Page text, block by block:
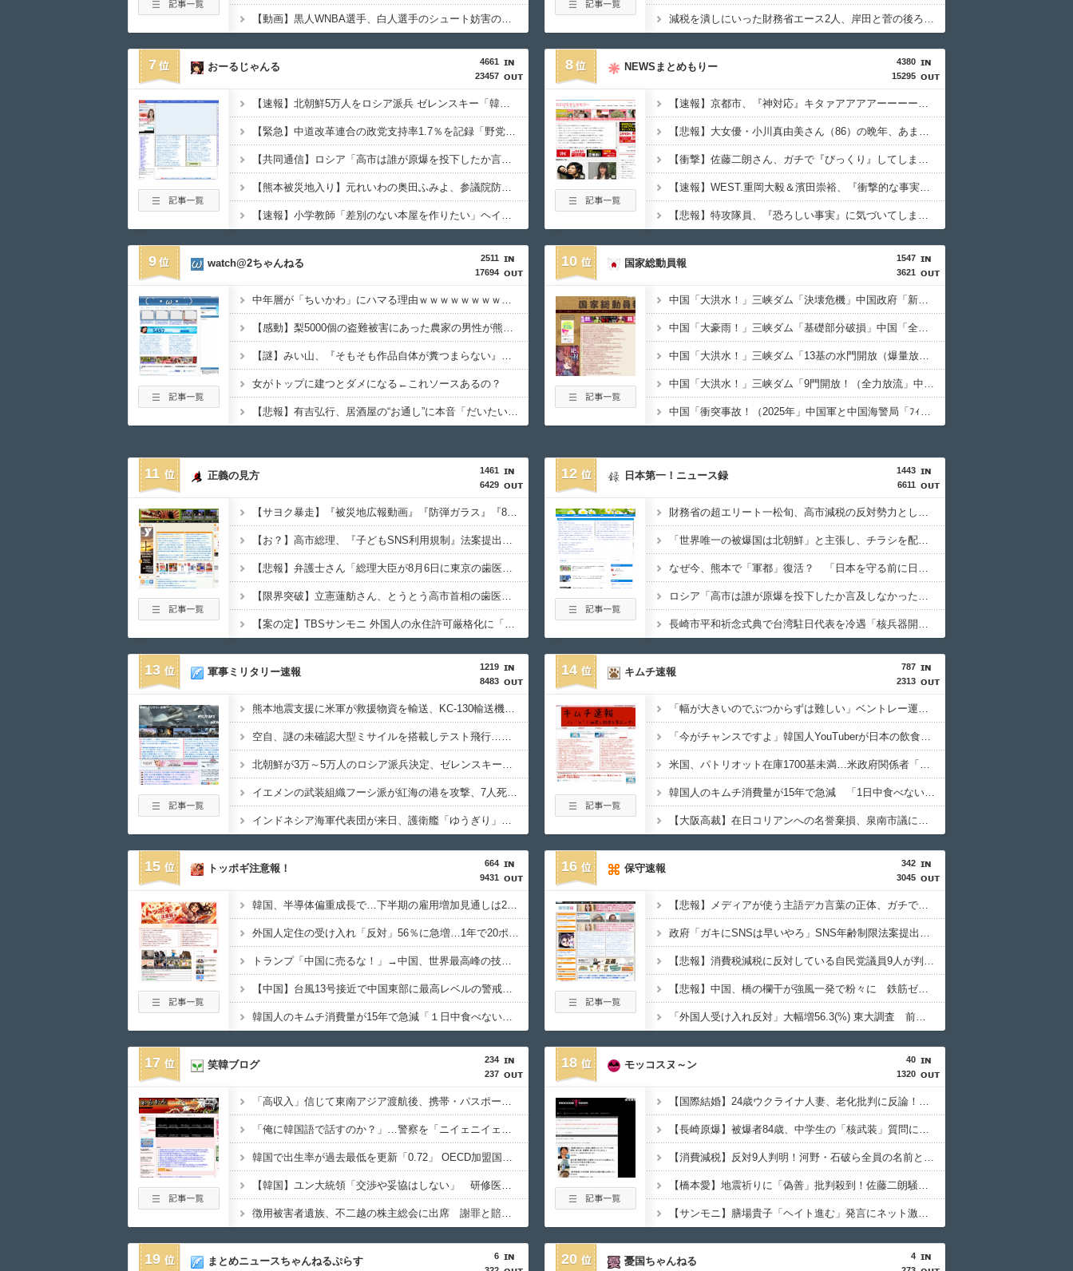
【動画】黒人WNBA選手、白人選手のシュート妨害のためジャンピング・ネックブリーカー・ドロップして退場処分→ロッカールームから「白人特権」と投稿して人種差別問題にすり替える 減税を潰しにいった財務省エース2人、岸田と菅の後ろ盾があるから地位は安泰だと信じていたら……
7
4661
23457
おーるじゃんる
【速報】北朝鮮5万人をロシア派兵 ゼレンスキー「韓国も徴兵を寄越せ、北朝鮮兵と戦え」
【緊急】中道改革連合の政党支持率1.7％を記録「野党の6番手に沈む」
【共同通信】ロシア「高市は誰が原爆を投下したか言及しなかった。広島と長崎に落ちたのはUFOだと思っているのか？」
【熊本被災地入り】元れいわの奥田ふみよ、参議院防災服でお食事楽しむ写真投稿「同席者は笑顔にサムズアップ」
【速報】小学教師「差別のない本屋を作りたい」ヘイト本と認定して排除する差別はきれいな差別ｗｗｗ
8
4380
15295
NEWSまとめもりー
【速報】京都市、『神対応』キタァアアアアーーーーーーーー！！
【悲報】大女優・小川真由美さん（86）の晩年、あまりにも闇が深すぎる・・・・
【衝撃】佐藤二朗さん、ガチで『びっくり』してしまう！！！！！！
【速報】WEST.重岡大毅＆濱田崇裕、『衝撃的な事実』が判明する！！！！！！
【悲報】特攻隊員、『恐ろしい事実』に気づいてしまった結果・・・・
9
2511
17694
watch@2ちゃんねる
中年層が「ちいかわ」にハマる理由ｗｗｗｗｗｗｗｗｗｗｗｗｗｗｗｗｗｗｗｗｗｗｗｗｗｗｗｗｗｗｗｗ
【感動】梨5000個の盗難被害にあった農家の男性が熊本で炊き出しや支援物資、現地で目にした“助け合いの輪”
【謎】みい山、『そもそも作品自体が糞つまらない』と叩かれだす
女がトップに建つとダメになる←これソースあるの？
【悲報】有吉弘行、居酒屋の“お通し”に本音「だいたい嫌いなものが出てくる」「お通しカットしてもらえますかって言ったことある」
10
1547
3621
国家総動員報
中国「大洪水！」三峡ダム「決壊危機」中国政府「新水路建設！（三峡新水路」現場職員「内部情報公開！（失踪」湖南省「三峡放流情報（画像」台風13号「三峡接近」→
中国「大豪雨！」三峡ダム「基礎部分破損」中国「全力放流！」台風13号「中国上陸予測」台風15号「中国接近（画像」中国「台風同時上陸！（穀物生産が壊滅危機」→
中国「大洪水！」三峡ダム「13基の水門開放（爆量放流」中国都市「三峡上流で豪雨！（三峡下流で水害」長江と黄河「同時氾濫危機」台風13号「中国本土上陸（画像」→
中国「大洪水！」三峡ダム「9門開放！（全力放流」中国都市「三峡沿線の道路水没」中国政府「高速道路封鎖！」中国ダム「緊急放流に合わせて開門（土砂崩れ発生」→
中国「衝突事故！（2025年」中国軍と中国海警局「ﾌｨﾘﾋﾟﾝ船の追跡中に衝突！（8/11」中国「2人死亡」中国政府「1年間隠蔽」日本「隠蔽された事実報道！（2026年」→
11
1461
6429
正義の見方
【サヨク暴走】『被災地広報動画』『防弾ガラス』『8/6に歯科予約』『SPの人数』『被災者は役者』など…反高市界隈の“難癖”が反安倍超えだと話題に（動画/画像）
【お？】高市総理、『子どもSNS利用規制』法案提出に向け、年末を目処に方針をまとめるよう指示 欧米を見習え????
【悲報】弁護士さん「総理大臣が8月6日に東京の歯医者に予約を入れるという非常識さ。人間性が分かります」
【限界突破】立憲蓮舫さん、とうとう高市首相の歯医者通いにカミツキ「定期検査と治療は大事。ただ、なぜこの日（8/6）に？」
【案の定】TBSサンモニ 外国人の永住許可厳格化に「法的な排除を強めることが市井のヘイトを煽ってしまう」とコメンテーター
12
1443
6611
日本第一！ニュース録
財務省の超エリート一松旬、高市減税の反対勢力として左遷
「世界唯一の被爆国は北朝鮮」と主張し、チラシを配布する輩が発生
なぜ今、熊本で「軍都」復活？ 「日本を守る前に日常生活を守って」(東京新聞)
ロシア「高市は誰が原爆を投下したか言及しなかった。広島と長崎に落ちたのはUFOだと思っているのか?」
長崎市平和祈念式典で台湾駐日代表を冷遇「核兵器開発計画を拡張している中国の意向だ！」
13
1219
8483
軍事ミリタリー速報
熊本地震支援に米軍が救援物資を輸送、KC-130輸送機が飲料水約16トンを空輸！
空自、謎の未確認大型ミサイルを搭載しテスト飛行…「25式地対艦誘導弾」空中発射型が初めて姿を見せた！
北朝鮮が3万～5万人のロシア派兵決定、ゼレンスキー大統領「韓国が我々に協力すべき」！
イエメンの武装組織フーシ派が紅海の港を攻撃、7人死亡…サウジの石油施設にも攻撃！
インドネシア海軍代表団が来日、護衛艦「ゆうぎり」を含む横須賀研修及び幕僚協議を実施！
14
787
2313
キムチ速報
「幅が大きいのでぶつからずは難しい」ベントレー運転の韓国籍男 衝動買いは“見積もり”だけ フォロワー50万人 偽りの豪華生活
「今がチャンスですよ」韓国人YouTuberが日本の飲食チェーンが韓国で大ウケする理由を熱弁！
米国、パトリオット在庫1700基未満…米政府関係者「北朝鮮との戦争時に在韓米軍は脆弱」
韓国人のキムチ消費量が15年で急減 「1日中食べない」人も増加
【大阪高裁】在日コリアンへの名誉棄損、泉南市議に再び賠償命令 SNS投稿、攻撃誘発の危険指摘 民族差別は認められず
15
664
9431
トッポギ注意報！
韓国、半導体偏重成長で…下半期の雇用増加見通しは20万人→10万人に半減
外国人定住の受け入れ「反対」56％に急増…1年で20ポイント超上昇
トランプ「中国に売るな！」→中国、世界最高峰の技術を自力開発へ
【中国】台風13号接近で中国東部に最高レベルの警戒警報、1500便以上が欠航
韓国人のキムチ消費量が15年で急減「１日中食べない」人も増加
16
342
3045
保守速報
【悲報】メディアが使う主語デカ言葉の正体、ガチでこれだったｗｗｗｗ
政府「ガキにSNSは早いやろ」SNS年齢制限法案提出検討
【悲報】消費税減税に反対している自民党議員9人が判明ｗｗｗｗｗｗ
【悲報】中国、橋の欄干が強風一発で粉々に 鉄筋ゼロ 当局「接着剤でくっつけただけ」「正常で、品質問題はない」
「外国人受け入れ反対」大幅増56.3(%) 東大調査 前回から20ポイント以上の爆増
17
234
237
笑韓ブログ
「高収入」信じて東南アジア渡航後、携帯・パスポート奪われ監禁…韓国人の被害急増
「俺に韓国語で話すのか？」…警察を「ニイェニイェニイェ」とからかう韓国滞在外国人の投稿動画が物議
韓国で出生率が過去最低を更新「0.72」 OECD加盟国で唯一 1を下回る
【韓国】ユン大統領「交渉や妥協はしない」 研修医集団ボイコット受け
徴用被害者遺族、不二越の株主総会に出席 謝罪と賠償求める
18
40
1320
モッコスヌ～ン
【国際結婚】24歳ウクライナ人妻、老化批判に反論！ネット騒然
【長崎原爆】被爆者84歳、中学生の「核武装」質問に答えられず…ネットで物議
【消費減税】反対9人判明！河野・石破ら全員の名前とネットの怒り
【橋本愛】地震祈りに「偽善」批判殺到！佐藤二朗騒動後初SNSの逆説
【サンモニ】膳場貴子「ヘイト進む」発言にネット激怒！永住許可厳格化で大荒れ
19
6
まとめニュースちゃんねるぷらす 20
4
憂国ちゃんねる